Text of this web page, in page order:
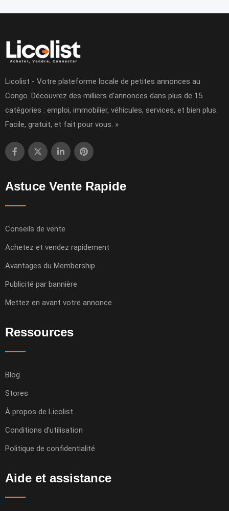
Licolist - Votre plateforme locale de petites annonces au
Congo. Découvrez des milliers d’annonces dans plus de 15
catégories : emploi, immobilier, véhicules, services, et bien plus.
Facile, gratuit, et fait pour vous. »
Astuce Vente Rapide
Conseils de vente
Achetez et vendez rapidement
Avantages du Membership
Publicité par bannière
Mettez en avant votre annonce
Ressources
Blog
Stores
À propos de Licolist
Conditions d’utilisation
Politique de confidentialité
Aide et assistance